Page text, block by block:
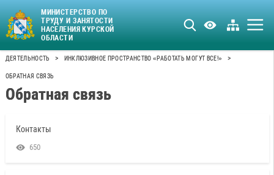
МИНИСТЕРСТВО ПО
ТРУДУ И ЗАНЯТОСТИ
НАСЕЛЕНИЯ КУРСКОЙ
ОБЛАСТИ
ДЕЯТЕЛЬНОСТЬ > ИНКЛЮЗИВНОЕ ПРОСТРАНСТВО «РАБОТАТЬ МОГУТ ВСЕ!» >
ОБРАТНАЯ СВЯЗЬ
Обратная связь
Контакты
650